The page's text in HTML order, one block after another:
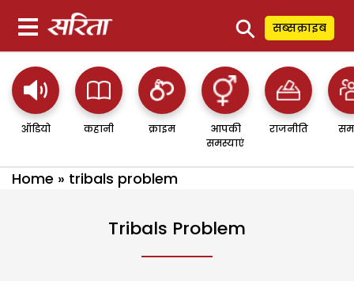
⚲ सब्सक्राइब
ऑडियो कहानी क्राइम
आपकी
समस्याएं
राजनीति
Home » tribals problem
Tribals Problem